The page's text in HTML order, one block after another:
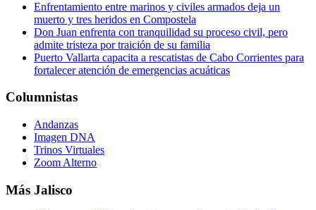
Enfrentamiento entre marinos y civiles armados deja un
muerto y tres heridos en Compostela
Don Juan enfrenta con tranquilidad su proceso civil, pero
admite tristeza por traición de su familia
Puerto Vallarta capacita a rescatistas de Cabo Corrientes para
fortalecer atención de emergencias acuáticas
Columnistas
Andanzas
Imagen DNA
Trinos Virtuales
Zoom Alterno
Más Jalisco